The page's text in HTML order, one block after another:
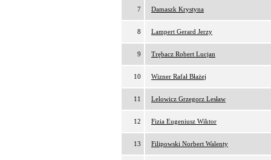
7 Damaszk Krystyna
8 Lampert Gerard Jerzy
9 Trębacz Robert Lucjan
10 Wizner Rafał Błażej
11 Lelowicz Grzegorz Lesław
12 Fizia Eugeniusz Wiktor
13 Filipowski Norbert Walenty